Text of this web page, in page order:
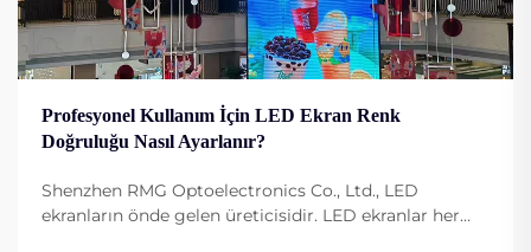
Profesyonel Kullanım İçin LED Ekran Renk
Doğruluğu Nasıl Ayarlanır?
Shenzhen RMG Optoelectronics Co., Ltd., LED
ekranların önde gelen üreticisidir. LED ekranlar her